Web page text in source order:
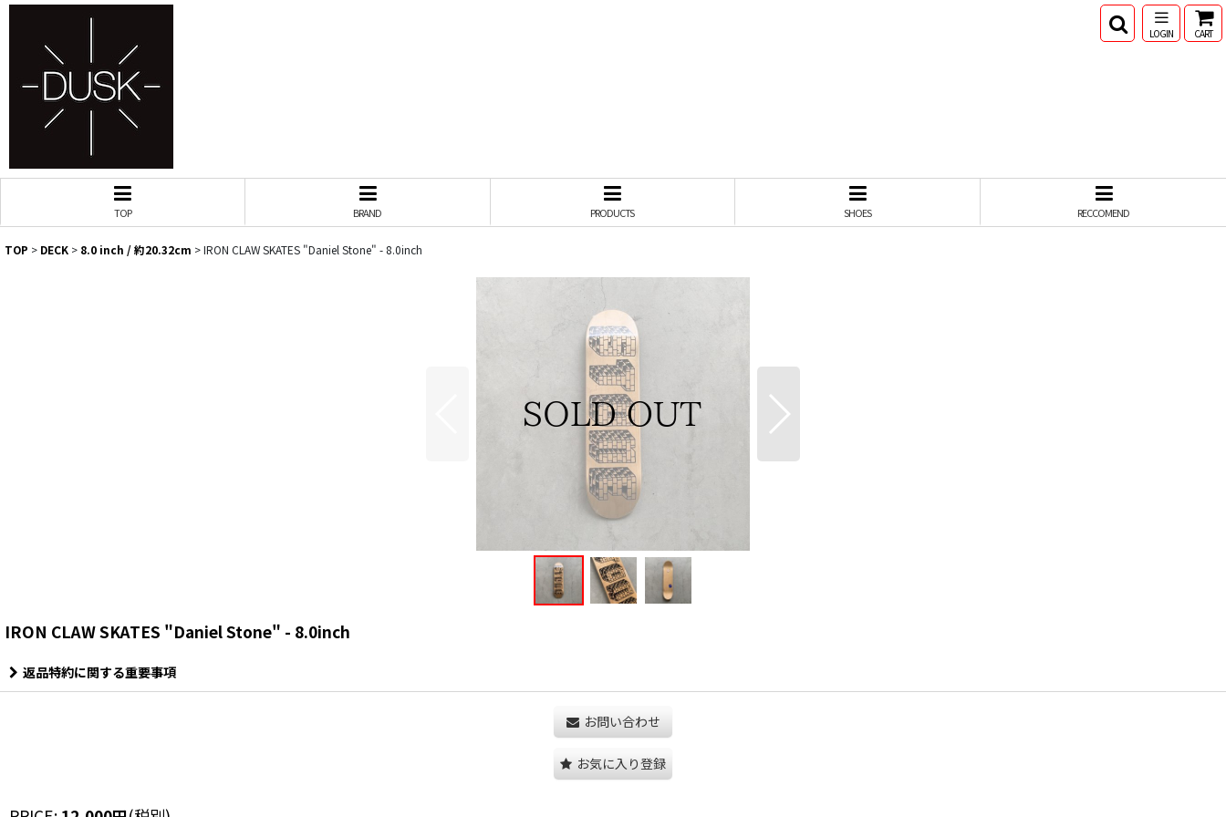
LOGIN CART
TOP BRAND PRODUCTS SHOES RECCOMEND
TOP > DECK > 8.0 inch / 約20.32cm >IRON CLAW SKATES "Daniel Stone" - 8.0inch
IRON CLAW SKATES "Daniel Stone" - 8.0inch
返品特約に関する重要事項
お問い合わせ
お気に入り登録